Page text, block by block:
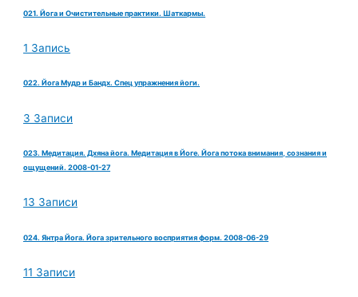
021. Йога и Очистительные практики. Шаткармы.
1 Запись
022. Йога Мудр и Бандх. Спец упражнения йоги.
3 Записи
023. Медитация. Дхяна йога. Медитация в Йоге. Йога потока внимания, сознания и
ощущений. 2008-01-27
13 Записи
024. Янтра Йога. Йога зрительного восприятия форм. 2008-06-29
11 Записи